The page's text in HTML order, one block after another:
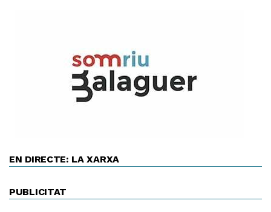
EN DIRECTE: LA XARXA
PUBLICITAT